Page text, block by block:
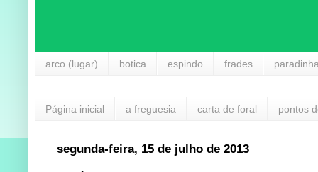
arco (lugar) botica espindo frades
Página inicial a freguesia carta de foral pontos
segunda-feira, 15 de julho de 2013